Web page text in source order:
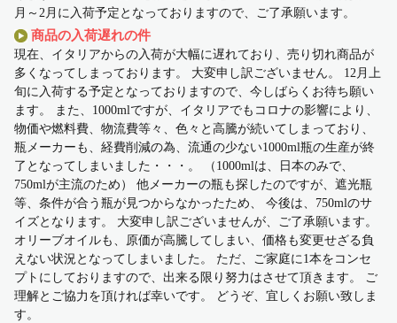
月～2月に入荷予定となっておりますので、ご了承願います。
商品の入荷遅れの件
現在、イタリアからの入荷が大幅に遅れており、売り切れ商品が
多くなってしまっております。 大変申し訳ございません。 12月上
旬に入荷する予定となっておりますので、今しばらくお待ち願い
ます。 また、1000mlですが、イタリアでもコロナの影響により、
物価や燃料費、物流費等々、色々と高騰が続いてしまっており、
瓶メーカーも、経費削減の為、流通の少ない1000ml瓶の生産が終
了となってしまいました・・・。 （1000mlは、日本のみで、
750mlが主流のため） 他メーカーの瓶も探したのですが、遮光瓶
等、条件が合う瓶が見つからなかったため、 今後は、750mlのサ
イズとなります。 大変申し訳ございませんが、ご了承願います。
オリーブオイルも、原価が高騰してしまい、価格も変更せざる負
えない状況となってしまいました。 ただ、ご家庭に1本をコンセ
プトにしておりますので、出来る限り努力はさせて頂きます。 ご
理解とご協力を頂ければ幸いです。 どうぞ、宜しくお願い致しま
す。